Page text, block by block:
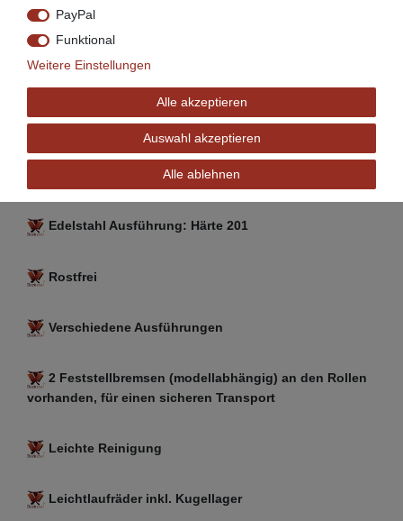
(Zeigt das Modell BSW-2a)
Edelstahl Ausführung: Härte 201
Rostfrei
Verschiedene Ausführungen
2 Feststellbremsen (modellabhängig) an den Rollen
vorhanden, für einen sicheren Transport
Leichte Reinigung
Leichtlaufräder inkl. Kugellager
PayPal
Funktional
Weitere Einstellungen
Alle akzeptieren
Auswahl akzeptieren
Alle ablehnen